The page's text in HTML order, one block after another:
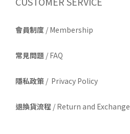
會員制度 / Membership
常見問題 / FAQ
隱私政策 / Privacy Policy
退換貨流程 / Return and Exchange